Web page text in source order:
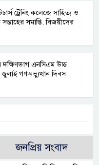
ট্রেনিং কলেজে সাহিত্য ও
সমাপ্তি, বিজয়ীদের
এনসিএম উচ্চ
জুলাই গণঅভ্যুত্থান দিবস
জনপ্রিয় সংবাদ